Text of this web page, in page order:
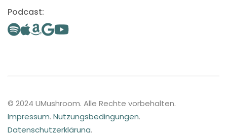
Podcast:
© 2024 UMushroom. Alle Rechte vorbehalten.
Impressum. Nutzungsbedingungen.
Datenschutzerklärung.